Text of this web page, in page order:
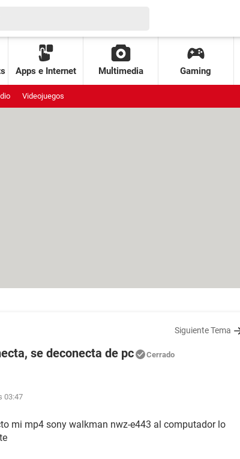
Apps e Internet Multimedia Gaming
Videojuegos
Siguiente Tema
se deconecta de pc Cerrado
03:47
mi mp4 sony walkman nwz-e443 al computador lo